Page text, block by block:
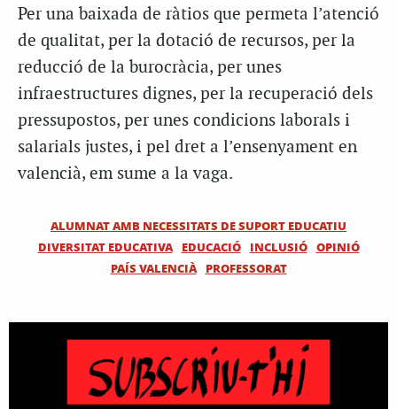
Per una baixada de ràtios que permeta l’atenció
de qualitat, per la dotació de recursos, per la
reducció de la burocràcia, per unes
infraestructures dignes, per la recuperació dels
pressupostos, per unes condicions laborals i
salarials justes, i pel dret a l’ensenyament en
valencià, em sume a la vaga.
ALUMNAT AMB NECESSITATS DE SUPORT EDUCATIU
DIVERSITAT EDUCATIVA
EDUCACIÓ INCLUSIÓ OPINIÓ
PAÍS VALENCIÀ
PROFESSORAT